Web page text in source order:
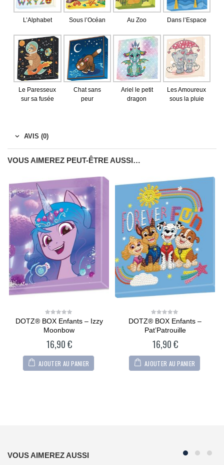
L’Alphabet Sous l’Océan Au Zoo Dans l’Espace
Le Paresseux
sur sa fusée
Chat sans
peur
Ariel le petit
dragon
Les Amoureux
sous la pluie
AVIS (0)
VOUS AIMEREZ PEUT-ÊTRE AUSSI…
0
of
DOTZ® BOX Enfants – Izzy
Moonbow
16,90€
AJOUTER AU PANIER
0
of
DOTZ® BOX Enfants –
Pat’Patrouille
16,90€
AJOUTER AU PANIER
VOUS AIMEREZ AUSSI